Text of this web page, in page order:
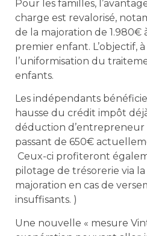
Pour les familles,
charge est revalorisé,
de la majoration de 1.980€
premier enfant. L’objectif,
l’uniformisation du
enfants.
Les indépendants
hausse du crédit impôt
déduction d’entrepreneur
passant de 650€
Ceux-ci profiteront
pilotage de trésorerie via
majoration en cas de
insuffisants. )
Une nouvelle « mesure